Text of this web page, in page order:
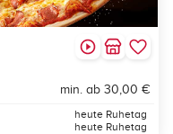
min. ab 30,00 €
heute Ruhetag
heute Ruhetag